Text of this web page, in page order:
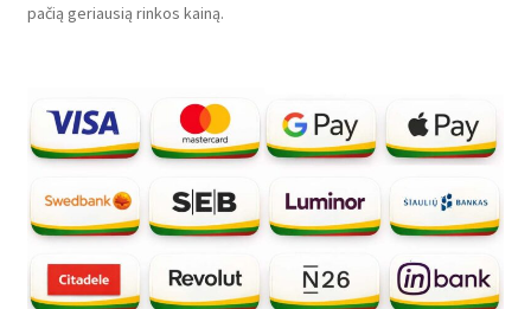
pačią geriausią rinkos kainą.